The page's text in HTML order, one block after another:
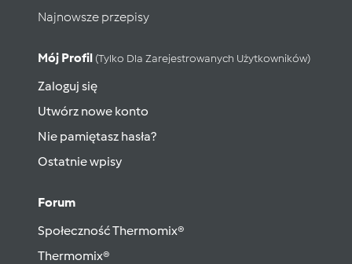
Najnowsze przepisy
Mój Profil (tylko Dla Zarejestrowanych Użytkowników)
Zaloguj się
Utwórz nowe konto
Nie pamiętasz hasła?
Ostatnie wpisy
Forum
Społeczność Thermomix®
Thermomix®